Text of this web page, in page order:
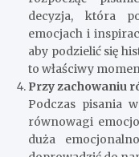
decyzja, która
emocjach i
aby podzielić się
to właściwy
Przy zachowaniu
Podczas pisania
równowagi
duża